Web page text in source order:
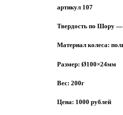
артикул 107
Твердость по Шору
Материал колеса:
Размер: Ø100×24мм
Вес: 200г
Цена: 1000 рублей